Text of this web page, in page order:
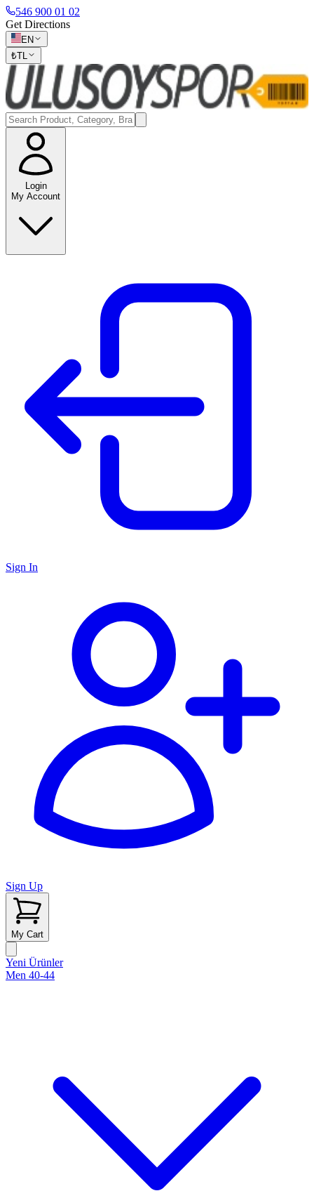
546 900 01 02
Get Directions
EN
₺TL
Login
My Account
Sign In
Sign Up
My Cart
Yeni Ürünler
Men 40-44